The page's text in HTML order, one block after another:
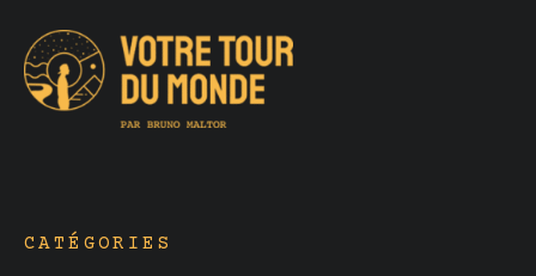
CATÉGORIES